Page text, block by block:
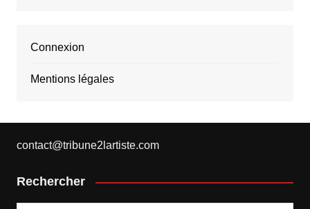
Connexion
Mentions légales
contact@tribune2lartiste.com
Rechercher